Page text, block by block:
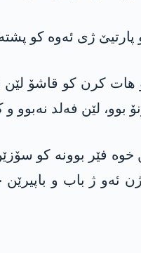
ژی ئەوە کو
کرن کو قاشۆ لێن
فەلد نەبوو و
خوە فێر بوونە کو
ئەو ژ باب و